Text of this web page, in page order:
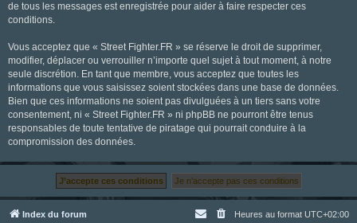
de tous les messages est enregistrée pour aider à faire respecter ces
conditions.
Vous acceptez que « Street Fighter.FR » se réserve le droit de supprimer,
modifier, déplacer ou verrouiller n’importe quel sujet à tout moment, à notre
seule discrétion. En tant que membre, vous acceptez que toutes les
informations que vous saisissez soient stockées dans une base de données.
Bien que ces informations ne soient pas divulguées à un tiers sans votre
consentement, ni « Street Fighter.FR » ni phpBB ne pourront être tenus
responsables de toute tentative de piratage qui pourrait conduire à la
compromission des données.
Index du forum Heures au format UTC+02:00